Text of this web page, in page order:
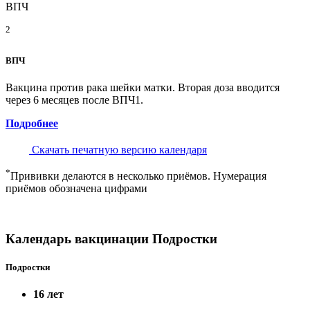
ВПЧ
2
ВПЧ
Вакцина против рака шейки матки. Вторая доза вводится
через 6 месяцев после ВПЧ1.
Подробнее
Скачать печатную версию календаря
*Прививки делаются в несколько приёмов. Нумерация
приёмов обозначена цифрами
Календарь вакцинации Подростки
Подростки
16 лет